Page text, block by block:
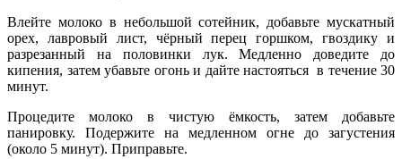
Влейте молоко в небольшой сотейник, добавьте мускатный
орех, лавровый лист, чёрный перец горшком, гвоздику и
разрезанный на половинки лук. Медленно доведите до
кипения, затем убавьте огонь и дайте настояться в течение 30
минут.
Процедите молоко в чистую ёмкость, затем добавьте
панировку. Подержите на медленном огне до загустения
(около 5 минут). Приправьте.